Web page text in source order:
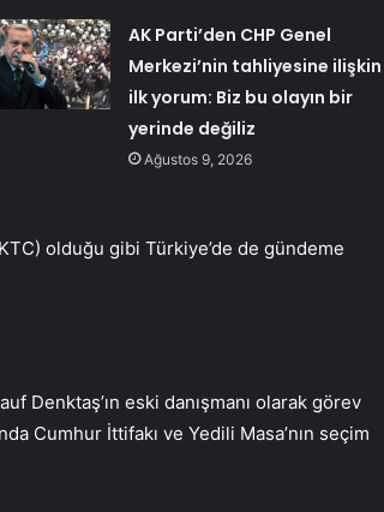
AK Parti’den CHP Genel
Merkezi’nin tahliyesine ilişkin
ilk yorum: Biz bu olayın bir
yerinde değiliz
Ağustos 9, 2026
olduğu gibi Türkiye’de de gündeme
Denktaş’ın eski danışmanı olarak görev
Cumhur İttifakı ve Yedili Masa’nın seçim